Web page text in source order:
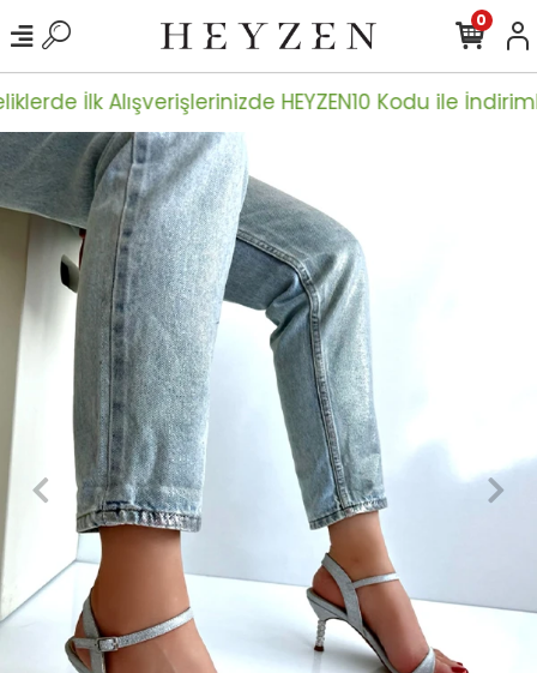
İlk Alışverişlerinizde HEYZEN10 Kodu ile
0